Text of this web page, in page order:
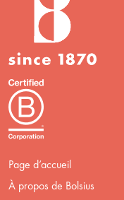
Page d’accueil
À propos de Bolsius